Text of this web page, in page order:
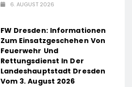
6. AUGUST 2026
FW Dresden: Informationen
Zum Einsatzgeschehen Von
Feuerwehr Und
Rettungsdienst In Der
Landeshauptstadt Dresden
Vom 3. August 2026